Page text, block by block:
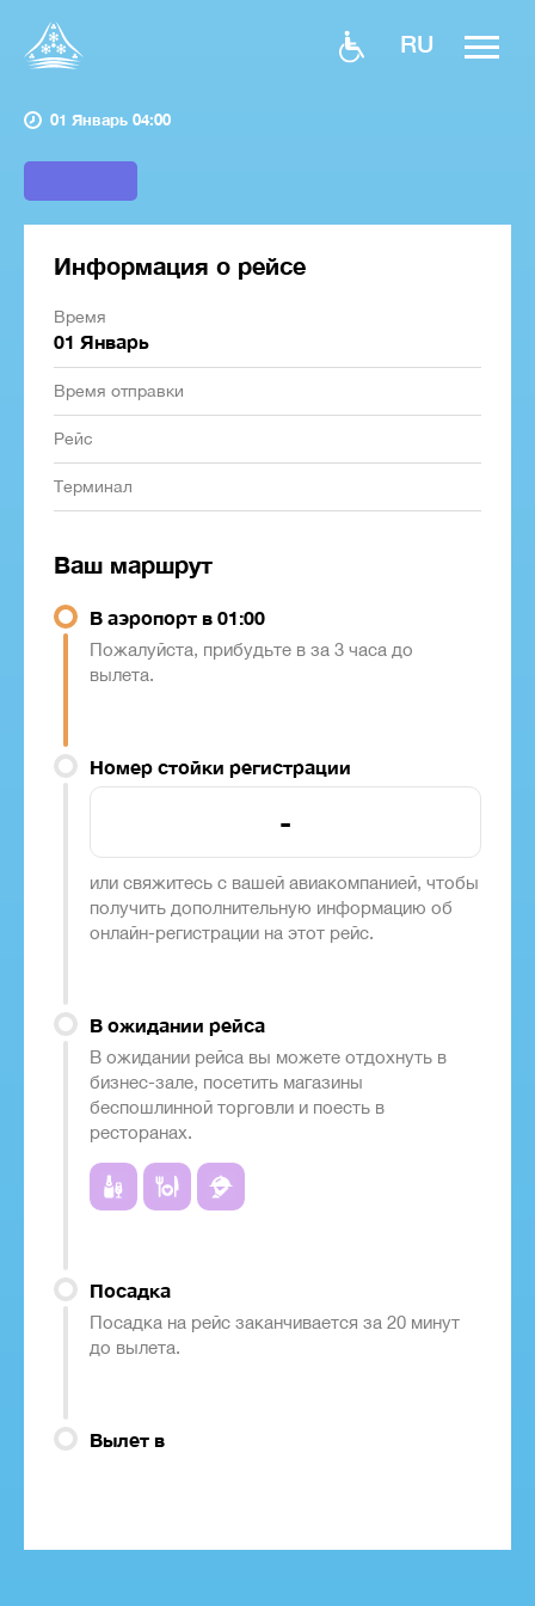
RU
01 Январь 04:00
Информация о рейсе
Время
01 Январь
Время отправки
Рейс
Терминал
Ваш маршрут
В аэропорт в 01:00
Пожалуйста, прибудьте в за 3 часа до
вылета.
Номер стойки регистрации
-
или свяжитесь с вашей авиакомпанией, чтобы
получить дополнительную информацию об
онлайн-регистрации на этот рейс.
В ожидании рейса
В ожидании рейса вы можете отдохнуть в
бизнес-зале, посетить магазины
беспошлинной торговли и поесть в
ресторанах.
Посадка
Посадка на рейс заканчивается за 20 минут
до вылета.
Вылет в